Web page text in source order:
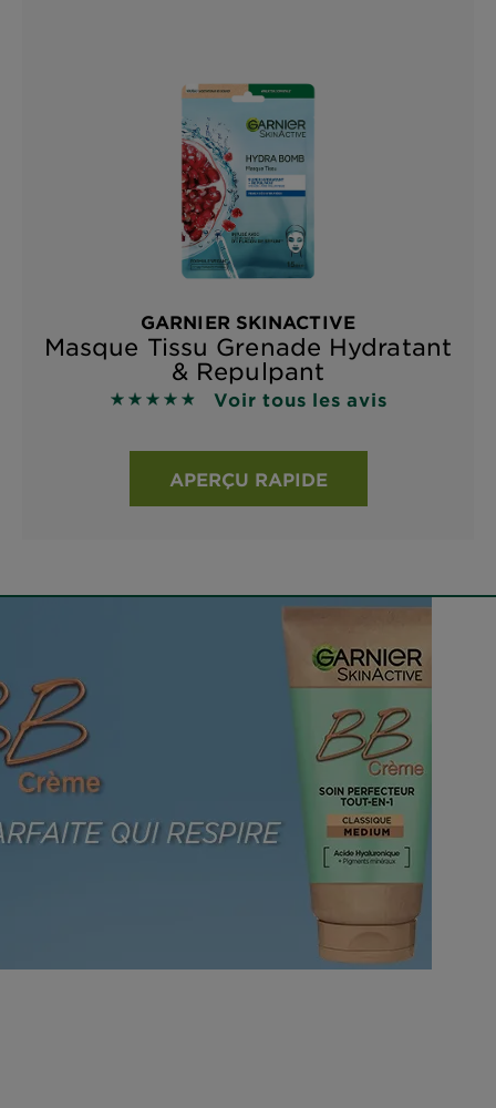
GARNIER SKINACTIVE
Masque Tissu Grenade Hydratant
& Repulpant
4.8108 sur 5 étoiles basé sur les avis
Voir tous les avis
APERÇU RAPIDE